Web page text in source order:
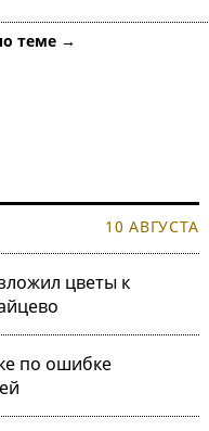
теме →
10 АВГУСТА
цветы к
по ошибке